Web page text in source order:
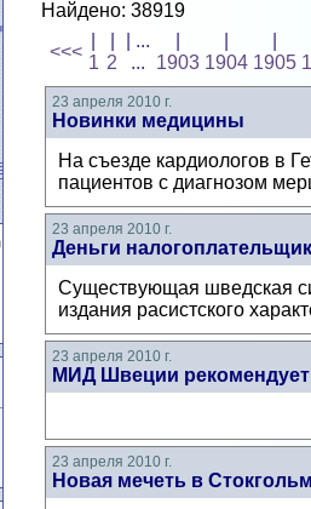
Найдено: 38919
<<<
1 2
| ...
...
1903 1904 1905
23 апреля 2010 г.
Новинки медицины
На съезде кардиологов в
пациентов с диагнозом
23 апреля 2010 г.
Деньги
Существующая шведская
издания расистского
23 апреля 2010 г.
МИД Швеции рекомендует
23 апреля 2010 г.
Новая мечеть в